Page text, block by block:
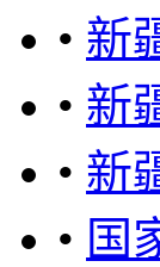
• 新
• 新
• 新
• 国